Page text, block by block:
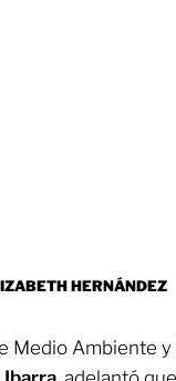
HERNÁNDEZ
Medio Ambiente